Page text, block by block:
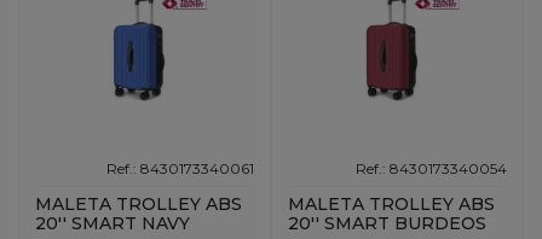
Ref.: 8430173340061
MALETA TROLLEY ABS
20'' SMART NAVY
Ref.: 8430173340054
MALETA TROLLEY ABS
20'' SMART BURDEOS